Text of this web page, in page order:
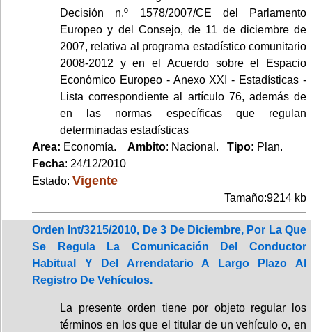
Decisión n.º 1578/2007/CE del Parlamento
Europeo y del Consejo, de 11 de diciembre de
2007, relativa al programa estadístico comunitario
2008-2012 y en el Acuerdo sobre el Espacio
Económico Europeo - Anexo XXI - Estadísticas -
Lista correspondiente al artículo 76, además de
en las normas específicas que regulan
determinadas estadísticas
Area: Economía. Ambito: Nacional. Tipo: Plan.
Fecha: 24/12/2010
Estado: Vigente
Tamaño:9214 kb
Orden Int/3215/2010, De 3 De Diciembre, Por La Que
Se Regula La Comunicación Del Conductor
Habitual Y Del Arrendatario A Largo Plazo Al
Registro De Vehículos.
La presente orden tiene por objeto regular los
términos en los que el titular de un vehículo o, en